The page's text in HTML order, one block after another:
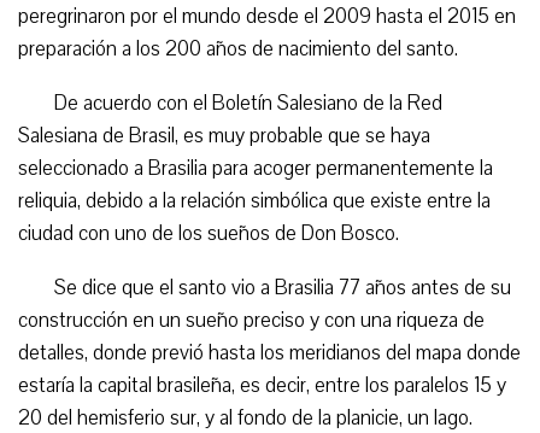
peregrinaron por el mundo desde el 2009 hasta el 2015 en
preparación a los 200 años de nacimiento del santo.
De acuerdo con el Boletín Salesiano de la Red
Salesiana de Brasil, es muy probable que se haya
seleccionado a Brasilia para acoger permanentemente la
reliquia, debido a la relación simbólica que existe entre la
ciudad con uno de los sueños de Don Bosco.
Se dice que el santo vio a Brasilia 77 años antes de su
construcción en un sueño preciso y con una riqueza de
detalles, donde previó hasta los meridianos del mapa donde
estaría la capital brasileña, es decir, entre los paralelos 15 y
20 del hemisferio sur, y al fondo de la planicie, un lago.